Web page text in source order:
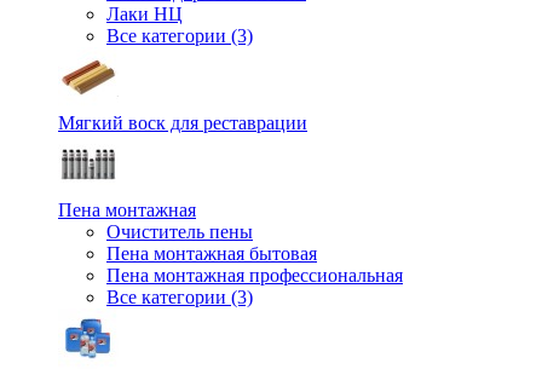
Лаки НЦ
Все категории (3)
Мягкий воск для реставрации
Пена монтажная
Очиститель пены
Пена монтажная бытовая
Пена монтажная профессиональная
Все категории (3)